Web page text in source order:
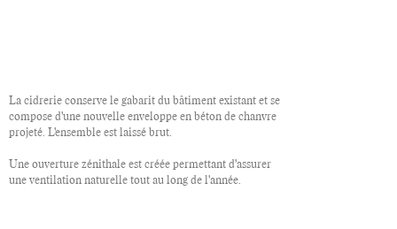
La cidrerie conserve le gabarit du bâtiment existant et se
compose d'une nouvelle enveloppe en béton de chanvre
projeté. L'ensemble est laissé brut.
Une ouverture zénithale est créée permettant d'assurer
une ventilation naturelle tout au long de l'année.